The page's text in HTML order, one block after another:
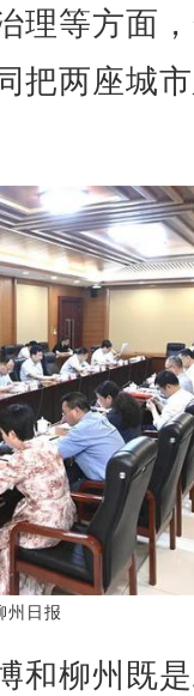
理等方面
把两座城
州日报
柳州既